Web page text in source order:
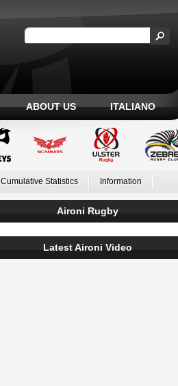
ABOUT US ITALIANO
Cumulative Statistics Information
Aironi Rugby
Latest Aironi Video